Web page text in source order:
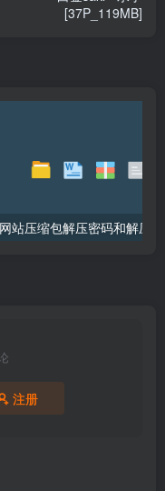
[37P_119MB]
网站压缩包解压密码和解压
注册